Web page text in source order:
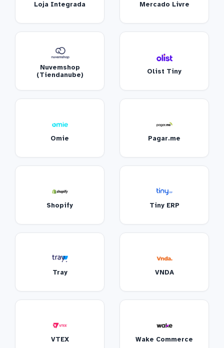
Loja Integrada Mercado Livre
Nuvemshop
(Tiendanube)
Olist Tiny
Omie Pagar.me
Shopify Tiny ERP
Tray VNDA
VTEX Wake Commerce